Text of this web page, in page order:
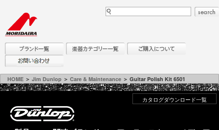
HOME ＞ Jim Dunlop ＞ Care & Maintenance ＞ Guitar Polish Kit 6501
カタログダウンロード一覧